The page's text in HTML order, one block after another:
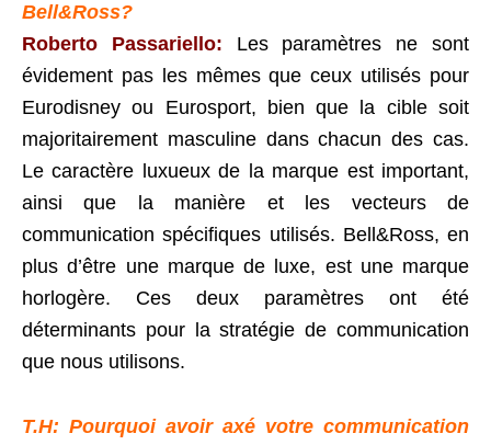
Bell&Ross?
Roberto Passariello: Les paramètres ne sont
évidement pas les mêmes que ceux utilisés pour
Eurodisney ou Eurosport, bien que la cible soit
majoritairement masculine dans chacun des cas.
Le caractère luxueux de la marque est important,
ainsi que la manière et les vecteurs de
communication spécifiques utilisés. Bell&Ross, en
plus d’être une marque de luxe, est une marque
horlogère. Ces deux paramètres ont été
déterminants pour la stratégie de communication
que nous utilisons.
T.H: Pourquoi avoir axé votre communication